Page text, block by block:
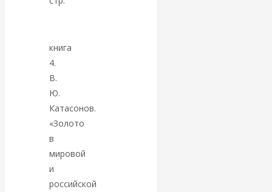
Валентин
Парадоксы
денежной
системы России.
Комментарий к
последним
книга
4.
В.
Ю.
Катасонов.
«Золото
в
мировой
и
российской